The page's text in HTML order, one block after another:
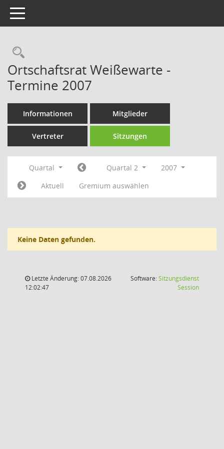
Toggle navigation
Rechercheauswahl
Ortschaftsrat Weißewarte -
Termine 2007
Informationen Mitglieder
Vertreter Sitzungen
Quartal Quartal 2
2007
Aktuell
Gremium auswählen
Keine Daten gefunden.
Letzte Änderung: 07.08.2026
12:02:47
Software:Sitzungsdienst
Session(Wird in